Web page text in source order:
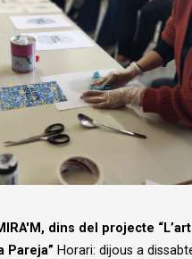
dins del projecte
Pareja” Horari: dijous a